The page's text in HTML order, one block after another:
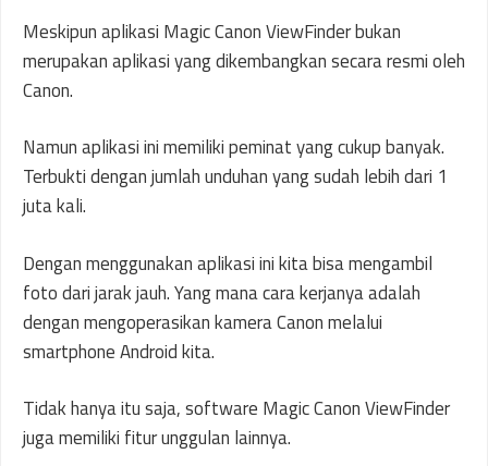
Meskipun aplikasi Magic Canon ViewFinder bukan
merupakan aplikasi yang dikembangkan secara resmi oleh
Canon.
Namun aplikasi ini memiliki peminat yang cukup banyak.
Terbukti dengan jumlah unduhan yang sudah lebih dari 1
juta kali.
Dengan menggunakan aplikasi ini kita bisa mengambil
foto dari jarak jauh. Yang mana cara kerjanya adalah
dengan mengoperasikan kamera Canon melalui
smartphone Android kita.
Tidak hanya itu saja, software Magic Canon ViewFinder
juga memiliki fitur unggulan lainnya.